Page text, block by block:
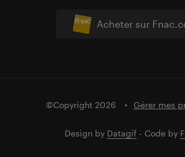
Acheter sur
©Copyright 2026 Gérer mes
Design by Datagif - Code by